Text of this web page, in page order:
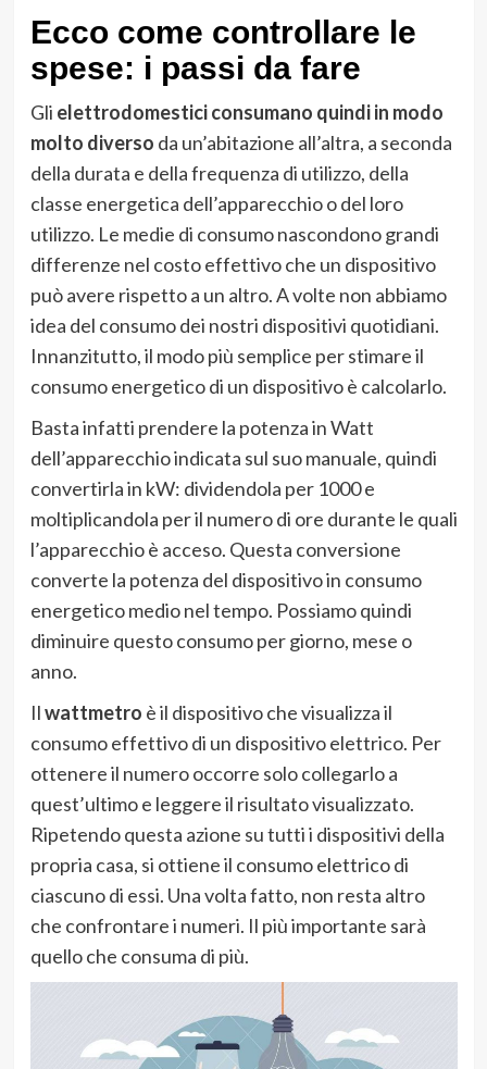
Ecco come controllare le
spese: i passi da fare
Gli elettrodomestici consumano quindi in modo
molto diverso da un’abitazione all’altra, a seconda
della durata e della frequenza di utilizzo, della
classe energetica dell’apparecchio o del loro
utilizzo. Le medie di consumo nascondono grandi
differenze nel costo effettivo che un dispositivo
può avere rispetto a un altro. A volte non abbiamo
idea del consumo dei nostri dispositivi quotidiani.
Innanzitutto, il modo più semplice per stimare il
consumo energetico di un dispositivo è calcolarlo.
Basta infatti prendere la potenza in Watt
dell’apparecchio indicata sul suo manuale, quindi
convertirla in kW: dividendola per 1000 e
moltiplicandola per il numero di ore durante le quali
l’apparecchio è acceso. Questa conversione
converte la potenza del dispositivo in consumo
energetico medio nel tempo. Possiamo quindi
diminuire questo consumo per giorno, mese o
anno.
Ilwattmetro è il dispositivo che visualizza il
consumo effettivo di un dispositivo elettrico. Per
ottenere il numero occorre solo collegarlo a
quest’ultimo e leggere il risultato visualizzato.
Ripetendo questa azione su tutti i dispositivi della
propria casa, si ottiene il consumo elettrico di
ciascuno di essi. Una volta fatto, non resta altro
che confrontare i numeri. Il più importante sarà
quello che consuma di più.